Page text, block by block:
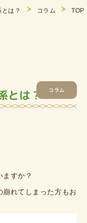
TOP
コラム
は？
コラム
とは？
すか？
れてしまった方もお